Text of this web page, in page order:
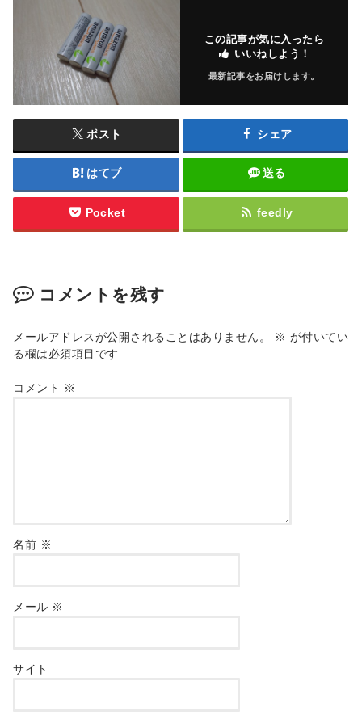
この記事が気に入ったら
いいねしよう！
最新記事をお届けします。
ポスト シェア
はてブ 送る
Pocket feedly
コメントを残す
メールアドレスが公開されることはありません。 ※ が付いてい
る欄は必須項目です
コメント ※
名前 ※
メール ※
サイト